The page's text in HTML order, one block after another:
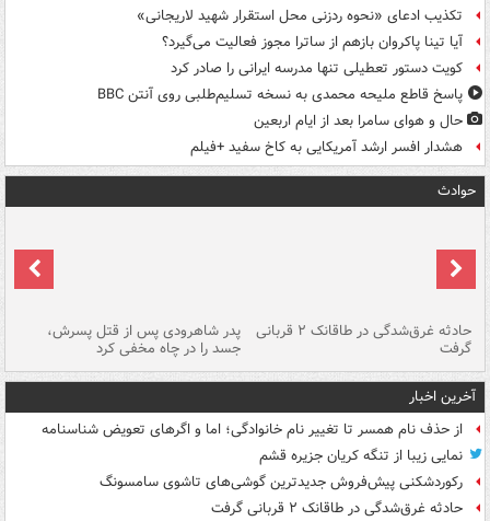
تکذیب ادعای «نحوه ردزنی محل استقرار شهید لاریجانی»
آیا تینا پاکروان بازهم از ساترا مجوز فعالیت می‌گیرد؟
کویت دستور تعطیلی تنها مدرسه ایرانی را صادر کرد
پاسخ قاطع ملیحه محمدی به نسخه تسلیم‌طلبی روی آنتن BBC
حال و هوای سامرا بعد از ایام اربعین
هشدار افسر ارشد آمریکایی به کاخ سفید +فیلم
حوادث
حادثه غرق‌شدگی در طاقانک ۲ قربانی
گرفت
پدر شاهرودی پس از قتل پسرش،
جسد را در چاه مخفی کرد
آخرین اخبار
از حذف نام همسر تا تغییر نام خانوادگی؛ اما و اگرهای تعویض شناسنامه
نمایی زیبا از تنگه کریان جزیره قشم
رکوردشکنی پیش‌فروش جدیدترین گوشی‌های تاشوی سامسونگ
حادثه غرق‌شدگی در طاقانک ۲ قربانی گرفت